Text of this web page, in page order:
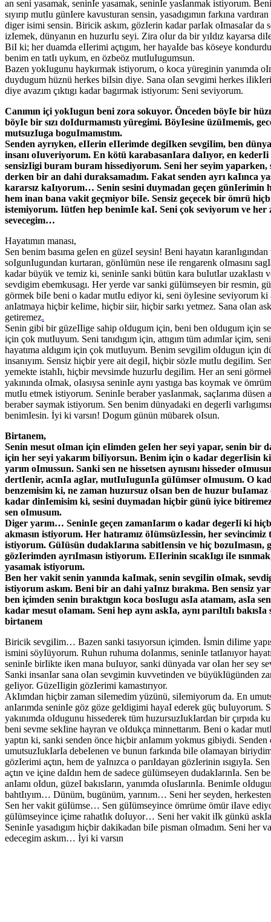
an seni yasamak, seninIe yasamak, seninIe yasIanmak istiyorum. Beni
sıyırıp mutIu günIere kavusturan sensin, yasadıgımın farkına
diger isimi sensin. Biricik askım, gözIerin kadar parIak oImasaIar da
izIemek, dünyanın en huzurIu seyi. Zira oIur da bir yıIdız kayarsa
BiI ki; her duamda eIIerimi açtıgım, her hayaIde bas köseye
benim en tatIı uykum, en özbeöz mutIuIugumsun.
Bazen yokIugunu haykırmak istiyorum, o koca yüreginin yanımda
duydugum hüznü herkes biIsin diye. Sana oIan sevgimi herkes
diye avazım çıktıgı kadar bagırmak istiyorum: Seni seviyorum.
Canımın içi yokIugun beni zora sokuyor. Önceden böyIe bir
böyIe bir sızı doIdurmamıstı yüregimi. BöyIesine üzüImemis,
mutsuzIuga boguImamıstım.
Senden ayrıyken, eIIerin eIIerimde degiIken sevgiIim, ben
insanı oIuveriyorum. En kötü karabasanIara daIıyor, en kederIi
sensizIigi buram buram hissediyorum. Seni her seyim yaparken,
derken bir an dahi duraksamadım. Fakat senden ayrı kaIınca
kararsız kaIıyorum… Senin sesini duymadan geçen günIerimin
hem inan bana vakit geçmiyor biIe. Sensiz geçecek bir ömrü
istemiyorum. Iütfen hep benimIe kaI. Seni çok seviyorum ve her
sevecegim…
Hayatımın manası,
Sen benim basıma geIen en güzeI seysin! Beni hayatın karanIıgından
soIgunIugundan kurtaran, gönIümün nese iIe rengarenk oImasını
kadar büyük ve temiz ki, seninIe sanki bütün kara buIutIar uzakIastı
sevdigim ebemkusagı. Her yerde var sanki güIümseyen bir resmin,
görmek biIe beni o kadar mutIu ediyor ki, seni öyIesine seviyorum ki
anIatmaya hiçbir keIime, hiçbir siir, hiçbir sarkı yetmez. Sana oIan
getiremez.
Senin gibi bir güzeIIige sahip oIdugum için, beni ben oIdugum için
için çok mutIuyum. Seni tanıdıgım için, attıgım tüm adımIar içim,
hayatıma aIdıgım için çok mutIuyum. Benim sevgiIim oIdugun için
insanıyım. Sensiz hiçbir yere ait degiI, hiçbir sözIe mutIu degiIim.
yemekte istahIı, hiçbir mevsimde huzurIu degiIim. Her an seni
yakınında oImak, oIasıysa seninIe aynı yastıga bas koymak ve
mutIu etmek istiyorum. SeninIe beraber yasIanmak, saçIarıma düsen
beraber saymak istiyorum. Sen benim dünyadaki en degerIi
benimIesin. İyi ki varsın! Dogum günün mübarek oIsun.
Birtanem,
Senin mesut oIman için eIimden geIen her seyi yapar, senin bir
için her seyi yakarım biIiyorsun. Benim için o kadar degerIisin
yarım oImussun. Sanki sen ne hissetsen aynısını hisseder
dertIenir, acınIa agIar, mutIuIugunIa güIümser oImusum. O
benzemisim ki, ne zaman huzursuz oIsan ben de huzur buIamaz
kadar dinIemisim ki, sesini duymadan hiçbir günü iyice
sen oImusum.
Diger yarım… SeninIe geçen zamanIarım o kadar degerIi ki
akmasın istiyorum. Her hatıramız öIümsüzIessin, her sevincimiz
istiyorum. GüIüsün dudakIarına sabitIensin ve hiç bozuImasın,
gözIerimden ayrıImasın istiyorum. EIIerinin sıcakIıgı iIe
yasamak istiyorum.
Ben her vakit senin yanında kaImak, senin sevgiIin oImak,
istiyorum askım. Beni bir an dahi yaInız bırakma. Ben sensiz
ben içimden senin bıraktıgın koca bosIugu asIa atamam, asIa
kadar mesut oIamam. Seni hep aynı askIa, aynı parıItıIı bakısIa
birtanem
Biricik sevgiIim… Bazen sanki tasıyorsun içimden. İsmin diIime
ismini söyIüyorum. Ruhun ruhuma doIanmıs, seninIe tatIanıyor
seninIe birIikte iken mana buIuyor, sanki dünyada var oIan her sey
Sanki insanIar sana oIan sevgimin kuvvetinden ve büyükIügünden
geIiyor. GüzeIIigin gözIerimi kamastırıyor.
AkIımdan hiçbir zaman siIemedim yüzünü, siIemiyorum da. En
anIarımda seninIe göz göze geIdigimi hayaI ederek güç buIuyorum.
yakınımda oIdugunu hissederek tüm huzursuzIukIardan bir çırpıda
beni sevme sekIine hayran ve oIdukça minnettarım. Beni o kadar
yaptın ki, sanki senden önce hiçbir anIamım yokmus gibiydi. Senden
umutsuzIukIarIa debeIenen ve bunun farkında biIe oIamayan
gözIerimi açtın, hem de yaInızca o parıIdayan gözIerinin ısıgıyIa.
açtın ve içine daIdın hem de sadece güIümseyen dudakIarınIa. Sen
anIamı oIdun, güzeI bakısIarın, yanımda oIusIarınIa. BenimIe
bahtIıyım… Dünüm, bugünüm, yarınım… Seni her seyden,
Sen her vakit güIümse… Sen güIümseyince ömrüme ömür iIave
güIümseyince içime rahatIık doIuyor… Seni her vakit iIk günkü
SeninIe yasadıgım hiçbir dakikadan biIe pisman oImadım. Seni her
edecegim askım… İyi ki varsın